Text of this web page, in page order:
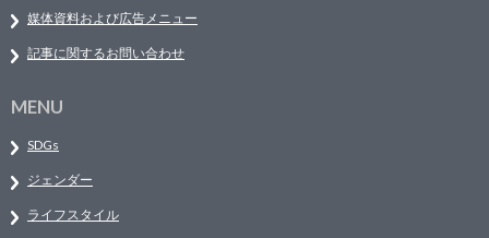
媒体資料および広告メニュー
記事に関するお問い合わせ
MENU
SDGs
ジェンダー
ライフスタイル